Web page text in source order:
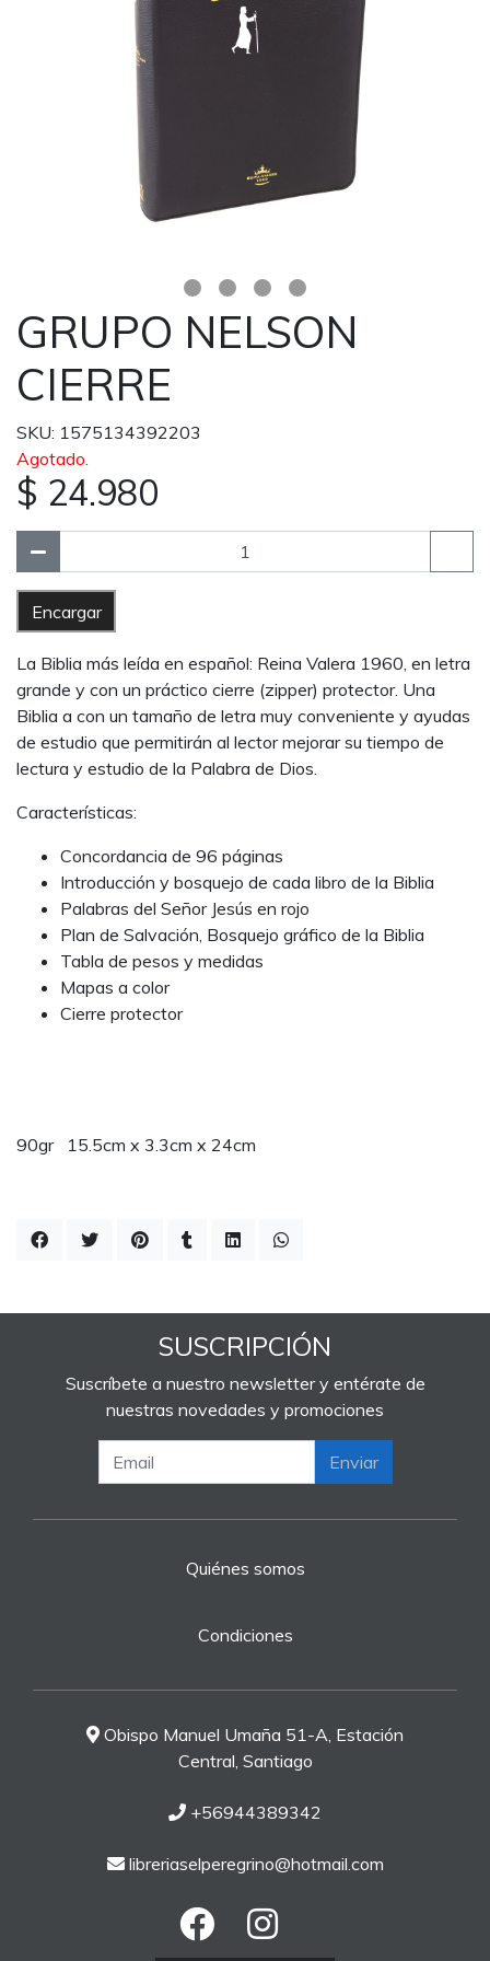
GRUPO NELSON
CIERRE
SKU: 1575134392203
Agotado.
$ 24.980
Encargar
La Biblia más leída en español: Reina Valera 1960, en letra
grande y con un práctico cierre (zipper) protector. Una
Biblia a con un tamaño de letra muy conveniente y ayudas
de estudio que permitirán al lector mejorar su tiempo de
lectura y estudio de la Palabra de Dios.
Características:
Concordancia de 96 páginas
Introducción y bosquejo de cada libro de la Biblia
Palabras del Señor Jesús en rojo
Plan de Salvación, Bosquejo gráfico de la Biblia
Tabla de pesos y medidas
Mapas a color
Cierre protector
90gr 15.5cm x 3.3cm x 24cm
SUSCRIPCIÓN
Suscríbete a nuestro newsletter y entérate de
nuestras novedades y promociones
Enviar
Quiénes somos
Condiciones
Obispo Manuel Umaña 51-A, Estación
Central, Santiago
+56944389342
libreriaselperegrino@hotmail.com